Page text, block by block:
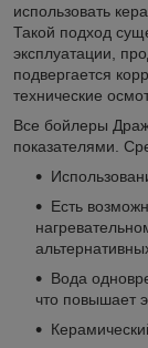
использовать
Такой подход
эксплуатации,
подвергается
технические
Все бойлеры
показателями.
Есть
Вода
что повышает